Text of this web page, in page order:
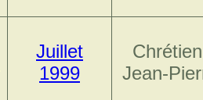
Juillet
1999
Jean-